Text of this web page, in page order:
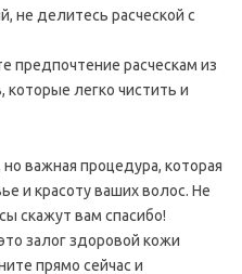
не делитесь расческой с
предпочтение расческам из
которые легко чистить и
но важная процедура, которая
и красоту ваших волос. Не
скажут вам спасибо!
залог здоровой кожи
прямо сейчас и